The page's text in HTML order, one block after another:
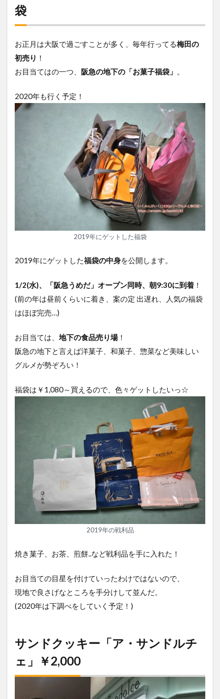
袋
お正月は大阪で過ごすことが多く、毎年行ってる梅田の
初売り ！
お目当てはの一つ、 阪急の地下の「お菓子福袋」
2020年も行く予定！
2019年にゲットした福袋
2019年にゲットした福袋の中身を公開します。
1/2(水)、「阪急うめだ」オープン同時、朝9:30に到着 ！
(前の年は昼前くらいに着き、案の定 出遅れ、人気の福袋
はほぼ完売…)
お目当ては、地下の食品売り場！
阪急の地下と言えば洋菓子、和菓子、惣菜など美味しい
グルメが勢ぞろい！
福袋は￥1,080～買えるので、色々ゲットしたいっ☆
2019年の戦利品
焼き菓子、お茶、煎餅..など戦利品を手に入れた！
お目当ての目星を付けていったわけではないので、
現地で良さげなところを手分けして並んだ。
(2020年は下調べをしていく予定！)
サンドクッキー「ア・サンドルチ
ェ」￥2,000